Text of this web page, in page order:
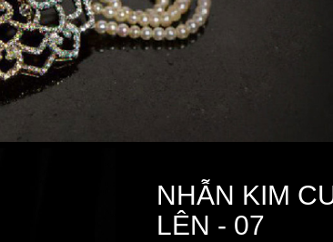
NHẪN KIM
LÊN - 07